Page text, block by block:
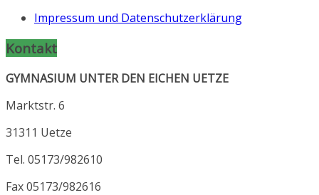
Impressum und Datenschutzerklärung
Kontakt
GYMNASIUM UNTER DEN EICHEN UETZE
Marktstr. 6
31311 Uetze
Tel. 05173/982610
Fax 05173/982616